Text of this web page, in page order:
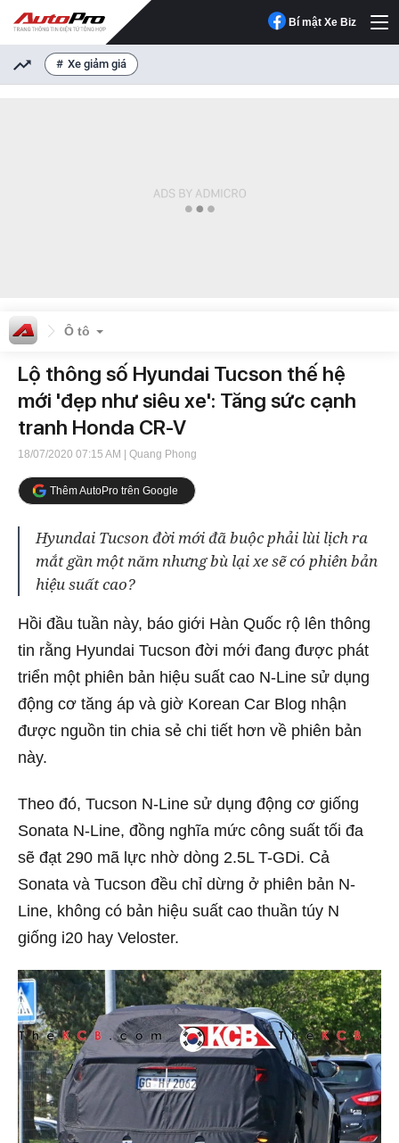
Bí mật Xe Biz
Xe giảm giá
Ô tô
Lộ thông số Hyundai Tucson thế hệ
mới 'đẹp như siêu xe': Tăng sức cạnh
tranh Honda CR-V
18/07/2020 07:15 AM | Quang Phong
Thêm AutoPro trên Google
Hyundai Tucson đời mới đã buộc phải lùi lịch ra
mắt gần một năm nhưng bù lại xe sẽ có phiên bản
hiệu suất cao?
Hồi đầu tuần này, báo giới Hàn Quốc rộ lên thông
tin rằng Hyundai Tucson đời mới đang được phát
triển một phiên bản hiệu suất cao N-Line sử dụng
động cơ tăng áp và giờ Korean Car Blog nhận
được nguồn tin chia sẻ chi tiết hơn về phiên bản
này.
Theo đó, Tucson N-Line sử dụng động cơ giống
Sonata N-Line, đồng nghĩa mức công suất tối đa
sẽ đạt 290 mã lực nhờ dòng 2.5L T-GDi. Cả
Sonata và Tucson đều chỉ dừng ở phiên bản N-
Line, không có bản hiệu suất cao thuần túy N
giống i20 hay Veloster.